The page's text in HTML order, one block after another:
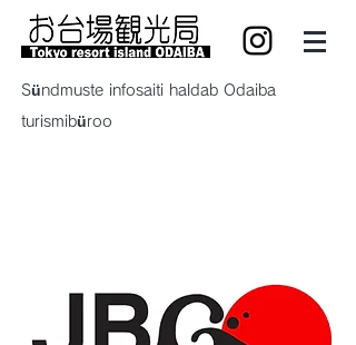
Sündmuste infosaiti haldab Odaiba
turismibüroo